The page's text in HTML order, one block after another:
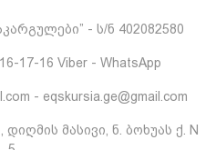
- ს/ნ 402082580
17-16 Viber - WhatsApp
- eqskursia.ge@gmail.com
მასივი, ნ. ბოხუას ქ. N